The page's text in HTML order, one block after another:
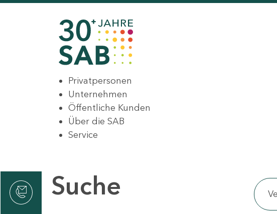
Privatpersonen
Unternehmen
Öffentliche Kunden
Über die SAB
Service
Suche